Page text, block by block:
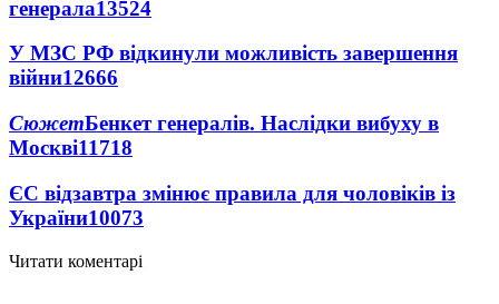
генерала13524
У МЗС РФ відкинули можливість завершення
війни12666
СюжетБенкет генералів. Наслідки вибуху в
Москві11718
ЄС відзавтра змінює правила для чоловіків із
України10073
Читати коментарі